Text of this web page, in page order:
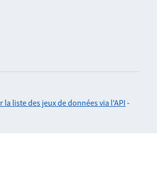
la liste des jeux de données via l'API -